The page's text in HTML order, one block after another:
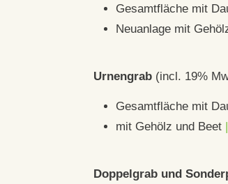
Gesamtfläche mit
Neuanlage mit
Urnengrab (incl. 19%
Gesamtfläche mit
mit Gehölz und Beet |
Doppelgrab und